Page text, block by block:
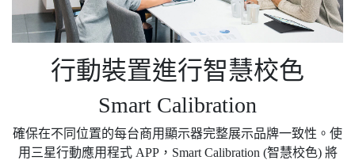
行動裝置進行智慧校色
Smart Calibration
確保在不同位置的每台商用顯示器完整展示品牌一致性。使
用三星行動應用程式 APP，Smart Calibration (智慧校色) 將